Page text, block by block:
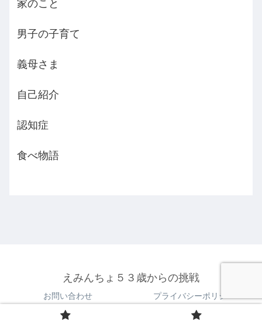
家のこと
男子の子育て
義母さま
自己紹介
認知症
食べ物語
えみんちょ５３歳からの挑戦
お問い合わせ プライバシーポリシー
© 2021 えみんちょ５３歳からの挑戦.